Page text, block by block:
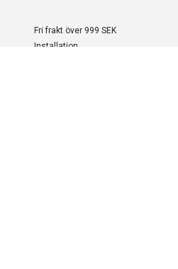
Fri frakt över 999 SEK
Installation